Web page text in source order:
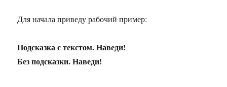
Для начала приведу рабочий пример:
Подсказка с текстом. Наведи!
Без подсказки. Наведи!